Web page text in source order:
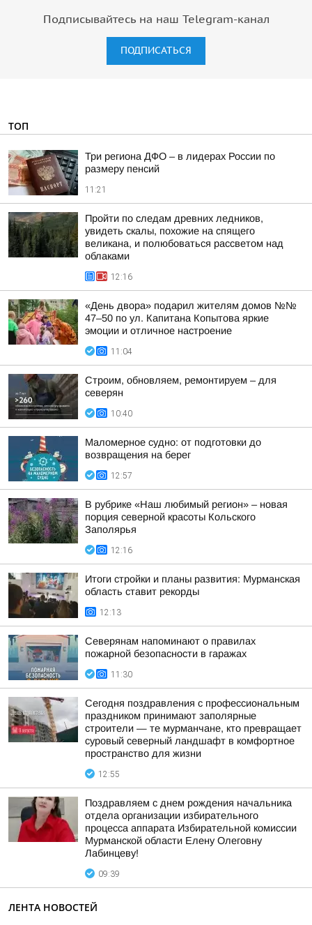
Подписывайтесь на наш Telegram-канал
ПОДПИСАТЬСЯ
ТОП
Три региона ДФО – в лидерах России по
размеру пенсий
11:21
Пройти по следам древних ледников,
увидеть скалы, похожие на спящего
великана, и полюбоваться рассветом над
облаками
12:16
«День двора» подарил жителям домов №№
47–50 по ул. Капитана Копытова яркие
эмоции и отличное настроение
11:04
Строим, обновляем, ремонтируем – для
северян
10:40
Маломерное судно: от подготовки до
возвращения на берег
12:57
В рубрике «Наш любимый регион» – новая
порция северной красоты Кольского
Заполярья
12:16
Итоги стройки и планы развития: Мурманская
область ставит рекорды
12:13
Северянам напоминают о правилах
пожарной безопасности в гаражах
11:30
Сегодня поздравления с профессиональным
праздником принимают заполярные
строители — те мурманчане, кто превращает
суровый северный ландшафт в комфортное
пространство для жизни
12:55
Поздравляем с днем рождения начальника
отдела организации избирательного
процесса аппарата Избирательной комиссии
Мурманской области Елену Олеговну
Лабинцеву!
09:39
ЛЕНТА НОВОСТЕЙ